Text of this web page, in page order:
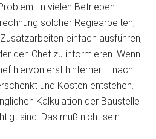
In vielen Betrieben
solcher Regiearbeiten,
einfach ausführen,
den Chef zu informieren. Wenn
hiervon erst hinterher – nach
und Kosten entstehen.
Kalkulation der Baustelle
sind. Das muß nicht sein.